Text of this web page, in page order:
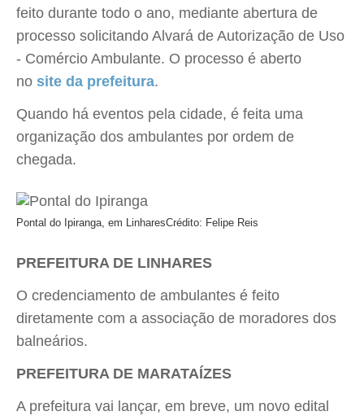
feito durante todo o ano, mediante abertura de
processo solicitando Alvará de Autorização de Uso
- Comércio Ambulante. O processo é aberto
no site da prefeitura.
Quando há eventos pela cidade, é feita uma
organização dos ambulantes por ordem de
chegada.
Pontal do Ipiranga, em LinharesCrédito: Felipe Reis
PREFEITURA DE LINHARES
O credenciamento de ambulantes é feito
diretamente com a associação de moradores dos
balneários.
PREFEITURA DE MARATAÍZES
A prefeitura vai lançar, em breve, um novo edital